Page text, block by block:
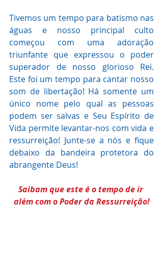
Tivemos um tempo para batismo nas
águas e nosso principal culto
começou com uma adoração
triunfante que expressou o poder
superador de nosso glorioso Rei.
Este foi um tempo para cantar nosso
som de libertação! Há somente um
único nome pelo qual as pessoas
podem ser salvas e Seu Espírito de
Vida permite levantar-nos com vida e
ressurreição! Junte-se a nós e fique
debaixo da bandeira protetora do
abrangente Deus!
Saibam que este é o tempo de ir
além com o Poder da Ressurreição!